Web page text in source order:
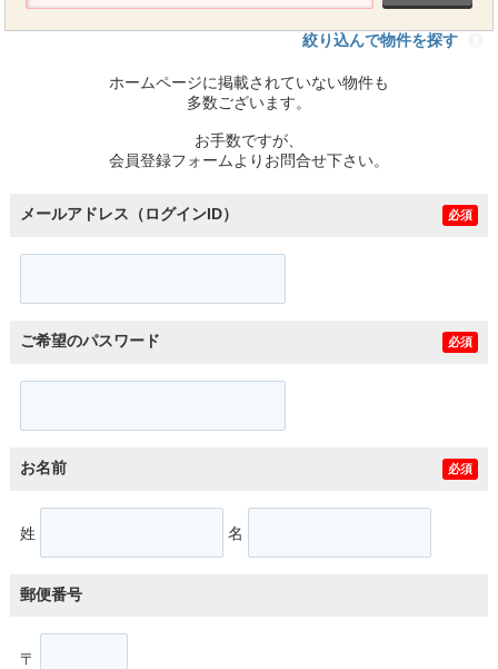
絞り込んで物件を探す
ホームページに掲載されていない物件も
多数ございます。
お手数ですが、
会員登録フォームよりお問合せ下さい。
メールアドレス（ログインID） 必須
ご希望のパスワード 必須
お名前 必須
姓 名
郵便番号
〒